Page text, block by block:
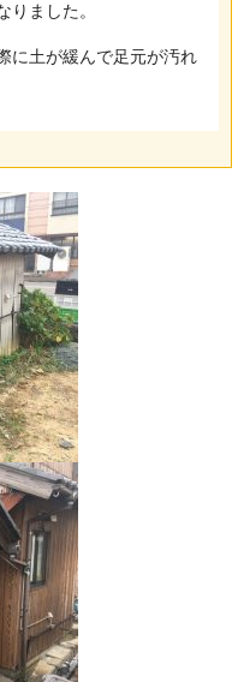
りました。
に土が緩んで足元が汚れ